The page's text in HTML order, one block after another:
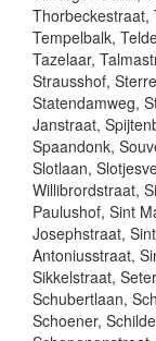
Thorbeckestraat,
Tempelbalk,
Tazelaar,
Strausshof,
Statendamweg,
Janstraat,
Spaandonk,
Slotlaan,
Willibrordstraat,
Paulushof, Sint
Josephstraat,
Antoniusstraat,
Sikkelstraat,
Schubertlaan,
Schoener,